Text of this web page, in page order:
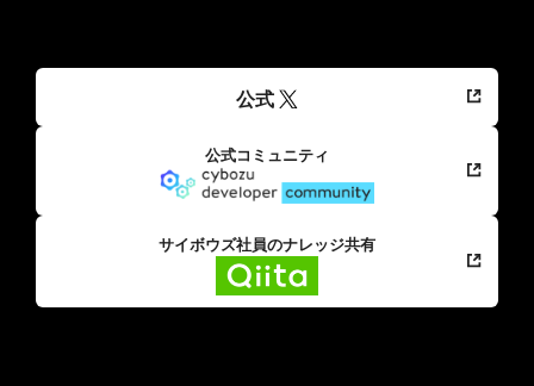
公式
公式コミュニティ
サイボウズ社員のナレッジ共有